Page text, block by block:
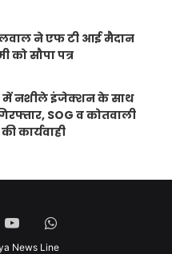
ने एफ टी आई मैदान
को सौपा पत्र
में नशीले इंजेक्शन के साथ
SOG व कोतवाली
कार्यवाही
YouTubeWhatsApp
News Line